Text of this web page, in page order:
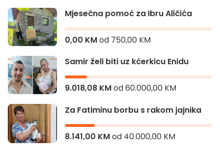
Mjesečna pomoć za Ibru Aličića
0,00 KMod 750,00 KM
Samir želi biti uz kćerkicu Enidu
9.018,08 KMod60.000,00 KM
Za Fatiminu borbu s rakom jajnika
8.141,00 KMod 40.000,00 KM